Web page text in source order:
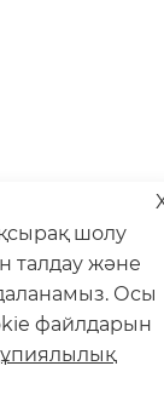
шолу
талдау және
Осы
файлдарын